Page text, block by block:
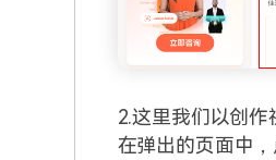
2.这里我们以创作
在弹出的页面中